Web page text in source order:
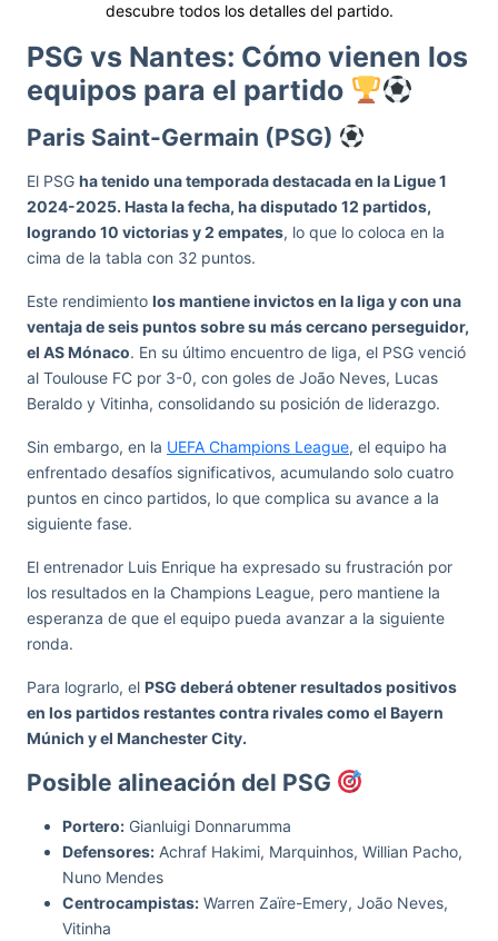
descubre todos los detalles del partido.
PSG vs Nantes: Cómo vienen los
equipos para el partido
Paris Saint-Germain (PSG)
El PSG ha tenido una temporada destacada en la Ligue 1
2024-2025. Hasta la fecha, ha disputado 12 partidos,
logrando 10 victorias y 2 empates, lo que lo coloca en la
cima de la tabla con 32 puntos.
Este rendimiento los mantiene invictos en la liga y con una
ventaja de seis puntos sobre su más cercano perseguidor,
el AS Mónaco. En su último encuentro de liga, el PSG venció
al Toulouse FC por 3-0, con goles de João Neves, Lucas
Beraldo y Vitinha, consolidando su posición de liderazgo.
Sin embargo, en la UEFA Champions League, el equipo ha
enfrentado desafíos significativos, acumulando solo cuatro
puntos en cinco partidos, lo que complica su avance a la
siguiente fase.
El entrenador Luis Enrique ha expresado su frustración por
los resultados en la Champions League, pero mantiene la
esperanza de que el equipo pueda avanzar a la siguiente
ronda.
Para lograrlo, el PSG deberá obtener resultados positivos
en los partidos restantes contra rivales como el Bayern
Múnich y el Manchester City.
Posible alineación del PSG
Portero: Gianluigi Donnarumma
Defensores: Achraf Hakimi, Marquinhos, Willian Pacho,
Nuno Mendes
Centrocampistas: Warren Zaïre-Emery, João Neves,
Vitinha